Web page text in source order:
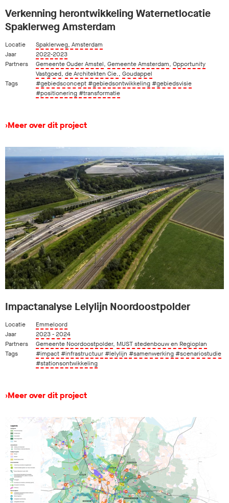
Verkenning herontwikkeling Waternetlocatie
Spaklerweg Amsterdam
Locatie
Spaklerweg, Amsterdam
Jaar
2022-2023
Partners
Gemeente Ouder Amstel, Gemeente Amsterdam, Opportunity
Vastgoed, de Architekten Cie., Goudappel
Tags
#gebiedsconcept#gebiedsontwikkeling#gebiedsvisie
#positionering#transformatie
›Meer over dit project
Impactanalyse Lelylijn Noordoostpolder
Locatie
Emmeloord
Jaar
2023 - 2024
Partners
Gemeente Noordoostpolder, MUST stedenbouw en Regioplan
Tags
#impact#infrastructuur#lelylijn #samenwerking#scenariostudie
#stationsontwikkeling
›Meer over dit project